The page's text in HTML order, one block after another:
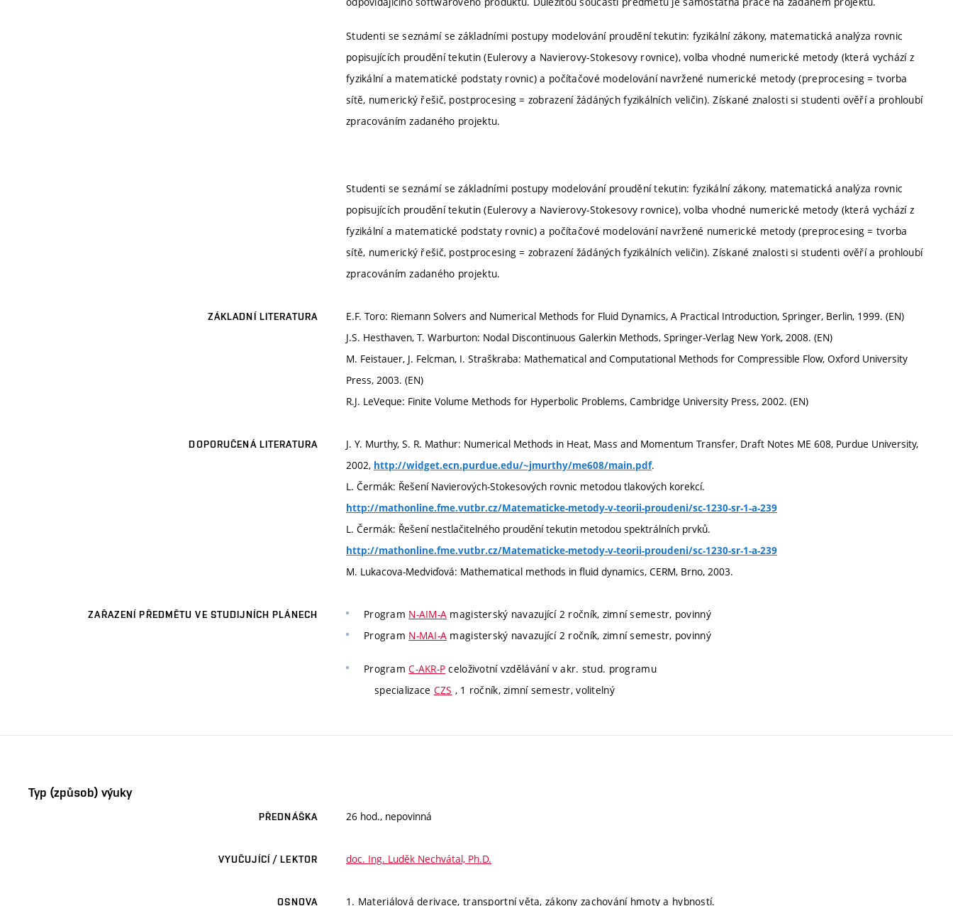
Studenti se seznámí se základními postupy modelování proudění tekutin: fyzikální zákony, matematická analýza rovnic
popisujících proudění tekutin (Eulerovy a Navierovy-Stokesovy rovnice), volba vhodné numerické metody (která vychází z
fyzikální a matematické podstaty rovnic) a počítačové modelování navržené numerické metody (preprocesing = tvorba
sítě, numerický řešič, postprocesing = zobrazení žádáných fyzikálních veličin). Získané znalosti si studenti ověří a prohloubí
zpracováním zadaného projektu.
Studenti se seznámí se základními postupy modelování proudění tekutin: fyzikální zákony, matematická analýza rovnic
popisujících proudění tekutin (Eulerovy a Navierovy-Stokesovy rovnice), volba vhodné numerické metody (která vychází z
fyzikální a matematické podstaty rovnic) a počítačové modelování navržené numerické metody (preprocesing = tvorba
sítě, numerický řešič, postprocesing = zobrazení žádáných fyzikálních veličin). Získané znalosti si studenti ověří a prohloubí
zpracováním zadaného projektu.
ZÁKLADNÍ LITERATURA
E.F. Toro: Riemann Solvers and Numerical Methods for Fluid Dynamics, A Practical Introduction, Springer, Berlin, 1999. (EN)
J.S. Hesthaven, T. Warburton: Nodal Discontinuous Galerkin Methods, Springer-Verlag New York, 2008. (EN)
M. Feistauer, J. Felcman, I. Straškraba: Mathematical and Computational Methods for Compressible Flow, Oxford University
Press, 2003. (EN)
R.J. LeVeque: Finite Volume Methods for Hyperbolic Problems, Cambridge University Press, 2002. (EN)
DOPORUČENÁ LITERATURA
J. Y. Murthy, S. R. Mathur: Numerical Methods in Heat, Mass and Momentum Transfer, Draft Notes ME 608, Purdue University,
2002, http://widget.ecn.purdue.edu/~jmurthy/me608/main.pdf.
L. Čermák: Řešení Navierových-Stokesových rovnic metodou tlakových korekcí.
http://mathonline.fme.vutbr.cz/Matematicke-metody-v-teorii-proudeni/sc-1230-sr-1-a-239
L. Čermák: Řešení nestlačitelného proudění tekutin metodou spektrálních prvků.
http://mathonline.fme.vutbr.cz/Matematicke-metody-v-teorii-proudeni/sc-1230-sr-1-a-239
M. Lukacova-Medviďová: Mathematical methods in fluid dynamics, CERM, Brno, 2003.
ZAŘAZENÍ PŘEDMĚTU VE STUDIJNÍCH PLÁNECH Program N-AIM-A magisterský navazující 2 ročník, zimní semestr, povinný
Program N-MAI-A magisterský navazující 2 ročník, zimní semestr, povinný
ProgramC-AKR-P celoživotní vzdělávání v akr. stud. programu
specializace CZS , 1 ročník, zimní semestr, volitelný
Typ (způsob) výuky
PŘEDNÁŠKA 26 hod., nepovinná
VYUČUJÍCÍ / LEKTOR doc. Ing. Luděk Nechvátal, Ph.D.
OSNOVA
1. Materiálová derivace, transportní věta, zákony zachování hmoty a hybností.